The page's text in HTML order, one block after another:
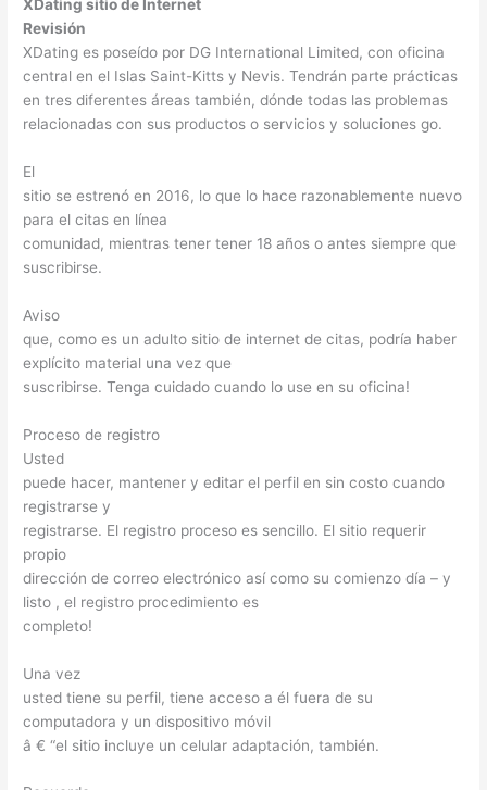
XDating sitio de Internet
Revisión
XDating es poseído por DG International Limited, con oficina
central en el Islas Saint-Kitts y Nevis. Tendrán parte prácticas
en tres diferentes áreas también, dónde todas las problemas
relacionadas con sus productos o servicios y soluciones go.
El
sitio se estrenó en 2016, lo que lo hace razonablemente nuevo
para el citas en línea
comunidad, mientras tener tener 18 años o antes siempre que
suscribirse.
Aviso
que, como es un adulto sitio de internet de citas, podría haber
explícito material una vez que
suscribirse. Tenga cuidado cuando lo use en su oficina!
Proceso de registro
Usted
puede hacer, mantener y editar el perfil en sin costo cuando
registrarse y
registrarse. El registro proceso es sencillo. El sitio requerir
propio
dirección de correo electrónico así como su comienzo día – y
listo , el registro procedimiento es
completo!
Una vez
usted tiene su perfil, tiene acceso a él fuera de su
computadora y un dispositivo móvil
â € “el sitio incluye un celular adaptación, también.